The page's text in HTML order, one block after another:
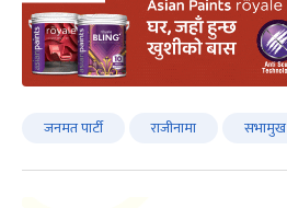
जनमत पार्टी राजीनामा सभामुख